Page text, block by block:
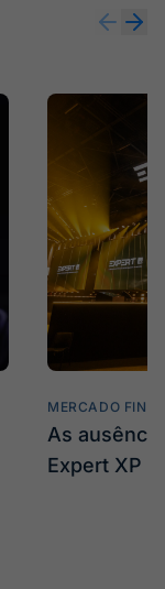
MERCADO
As
Expert XP